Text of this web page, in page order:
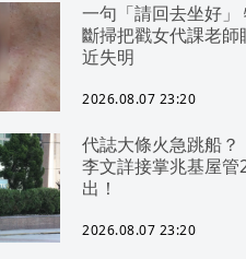
一句「請回去坐好」 特教生持
斷掃把戳女代課老師
近失明
2026.08.07 23:20
代誌大條火急跳船
李文詳接掌兆基屋管
出！
2026.08.07 23:20